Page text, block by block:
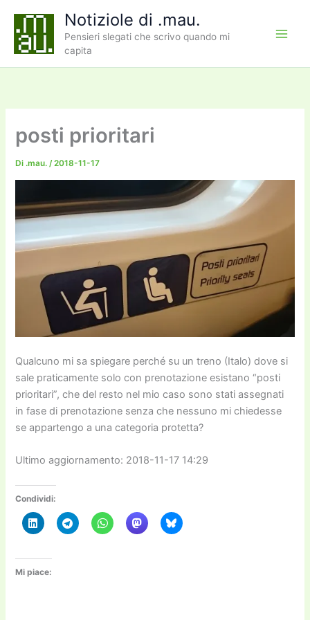
contenuto
Notiziole di .mau.
Pensieri slegati che scrivo quando mi
capita
posti prioritari
Di .mau./2018-11-17
Qualcuno mi sa spiegare perché su un treno (Italo) dove si
sale praticamente solo con prenotazione esistano “posti
prioritari”, che del resto nel mio caso sono stati assegnati
in fase di prenotazione senza che nessuno mi chiedesse
se appartengo a una categoria protetta?
Ultimo aggiornamento: 2018-11-17 14:29
Condividi:
Mi piace: